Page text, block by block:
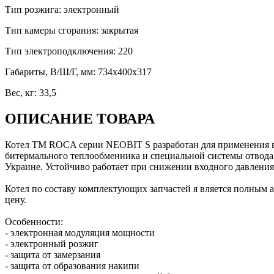
Тип розжига: электронный
Тип камеры сгорания: закрытая
Тип электроподключения: 220
Габариты, В/Ш/Г, мм: 734x400x317
Вес, кг: 33,5
ОПИСАНИЕ ТОВАРА
Котел ТМ ROCA серии NEOBIT S разработан для
битермального теплообменника и специальной системы
Украине. Устойчиво работает при снижении входного
Котел по составу комплектующих запчастей я вляется
цену.
Особенности:
- электронная модуляция мощности
- электронный розжиг
- защита от замерзания
- защита от образования накипи